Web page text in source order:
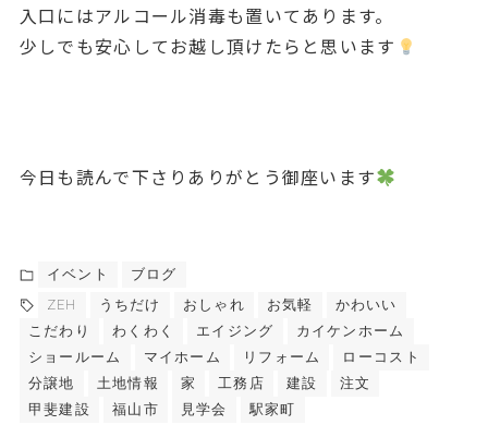
入口にはアルコール消毒も置いてあります。
少しでも安心してお越し頂けたらと思います
今日も読んで下さりありがとう御座います
イベント
ブログ
ZEH
うちだけ おしゃれ お気軽
かわいい
こだわり
わくわく エイジング
カイケンホーム
ショールーム
マイホーム リフォーム
ローコスト
分譲地
土地情報 家 工務店 建設
注文
甲斐建設
福山市 見学会 駅家町